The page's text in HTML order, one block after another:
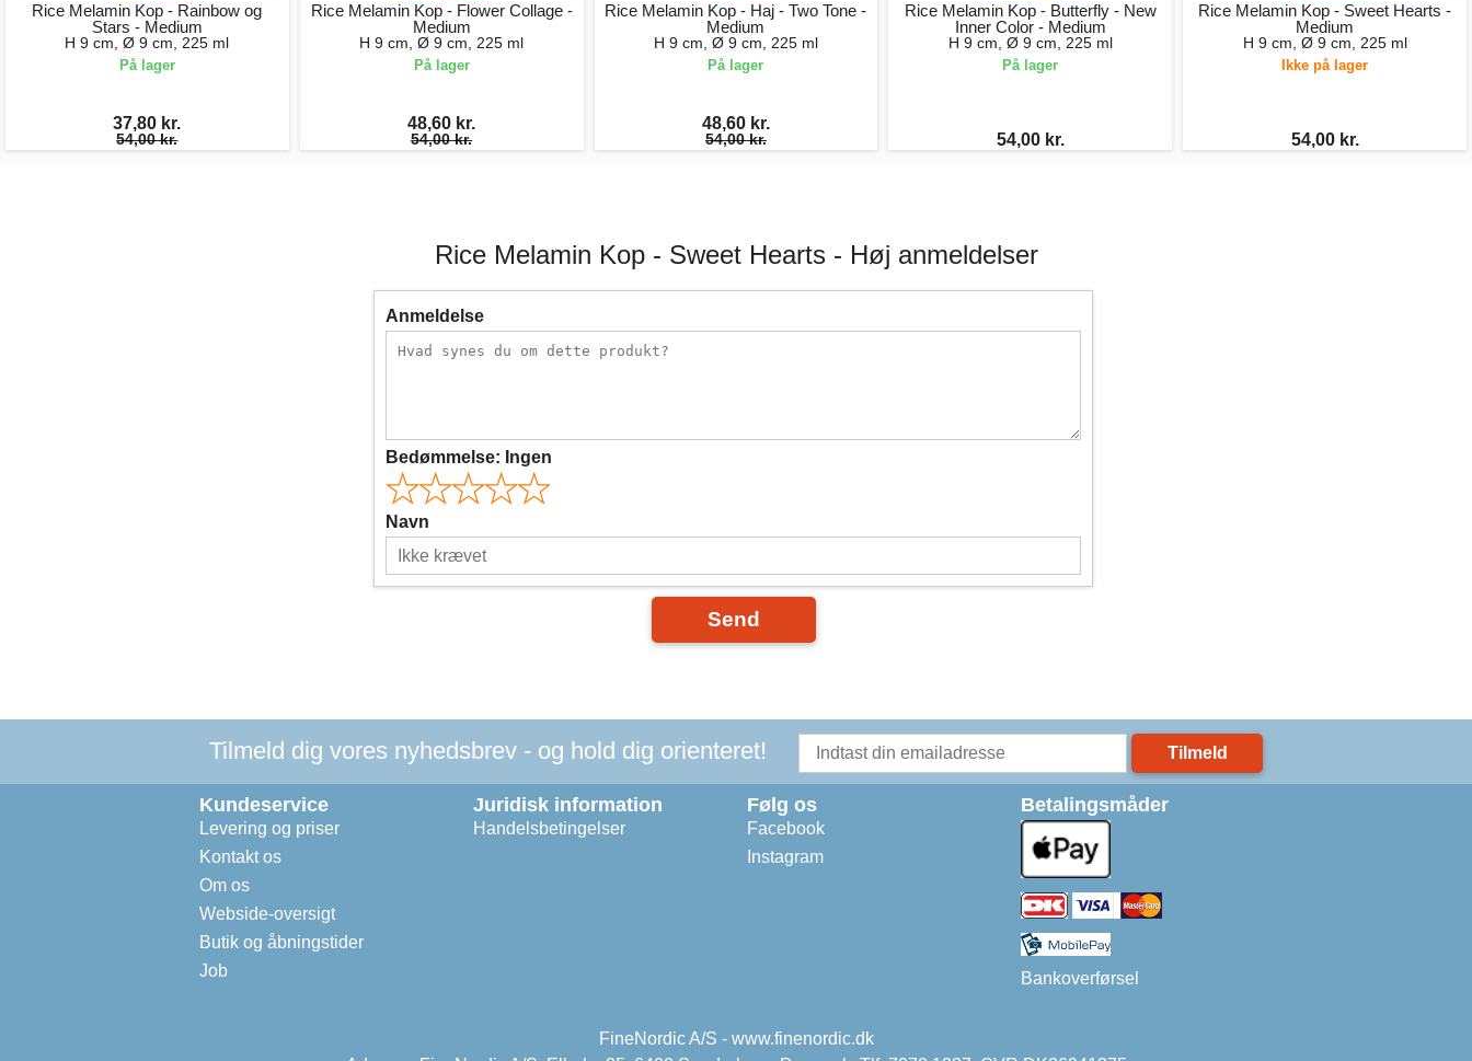
Rice Melamin Kop - Rainbow og
Stars - Medium
H 9 cm, Ø 9 cm, 225 ml
På lager
37,80 kr.
54,00 kr.
Rice Melamin Kop - Flower Collage -
Medium
H 9 cm, Ø 9 cm, 225 ml
På lager
48,60 kr.
54,00 kr.
Rice Melamin Kop - Haj - Two Tone -
Medium
H 9 cm, Ø 9 cm, 225 ml
På lager
48,60 kr.
54,00 kr.
Rice Melamin Kop - Butterfly - New
Inner Color - Medium
H 9 cm, Ø 9 cm, 225 ml
På lager
54,00 kr.
Rice Melamin Kop - Sweet Hearts -
Medium
H 9 cm, Ø 9 cm, 225 ml
Ikke på lager
54,00 kr.
Rice Melamin Kop - Sweet Hearts - Høj anmeldelser
Anmeldelse
Bedømmelse: Ingen
Navn
Send
Tilmeld dig vores nyhedsbrev - og hold dig orienteret! Tilmeld
Kundeservice
Levering og priser
Kontakt os
Om os
Webside-oversigt
Butik og åbningstider
Job
Juridisk information
Handelsbetingelser
Følg os
Facebook
Instagram
Betalingsmåder
Bankoverførsel
FineNordic A/S - www.finenordic.dk